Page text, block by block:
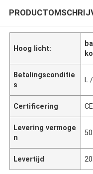
Hoog licht:
Betalingsconditie
s
L
Certificering CE
Levering vermoge
n
Levertijd